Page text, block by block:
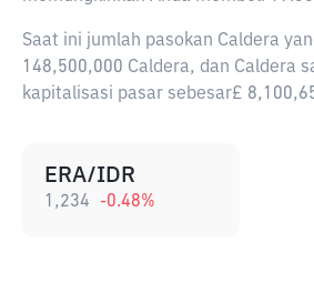
Saat ini jumlah pasokan Caldera
148,500,000 Caldera, dan Caldera
kapitalisasi pasar sebesar£
ERA/IDR
1,234 -0.48%